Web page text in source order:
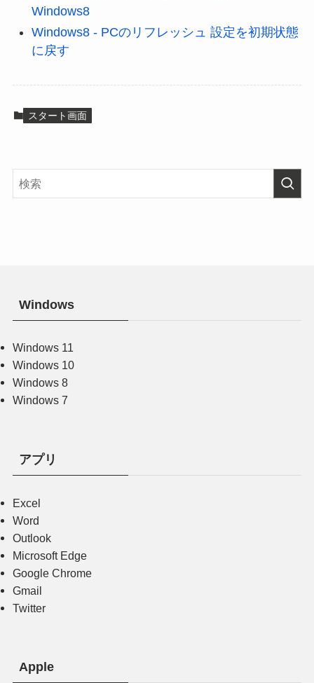
Windows8
Windows8 - PCのリフレッシュ 設定を初期状態
に戻す
スタート画面
Windows
Windows 11
Windows 10
Windows 8
Windows 7
アプリ
Excel
Word
Outlook
Microsoft Edge
Google Chrome
Gmail
Twitter
Apple